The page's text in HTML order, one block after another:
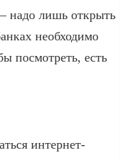
надо лишь открыть
необходимо
посмотреть, есть
интернет-